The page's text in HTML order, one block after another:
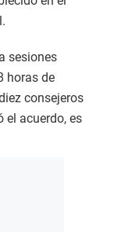
sesiones
horas de
consejeros
el acuerdo, es